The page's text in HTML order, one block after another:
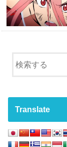
Translate